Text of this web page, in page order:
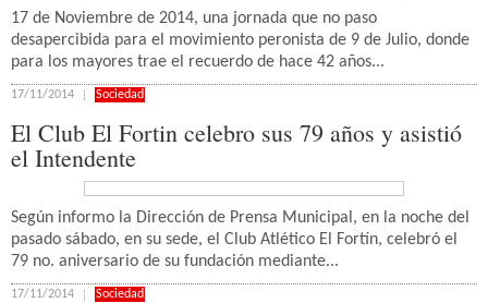
17 de Noviembre de 2014, una jornada que no paso
desapercibida para el movimiento peronista de 9 de Julio, donde
para los mayores trae el recuerdo de hace 42 años...
17/11/2014 Sociedad
El Club El Fortin celebro sus 79 años y asistió
el Intendente
Según informo la Dirección de Prensa Municipal, en la noche del
pasado sábado, en su sede, el Club Atlético El Fortín, celebró el
79 no. aniversario de su fundación mediante...
17/11/2014 Sociedad